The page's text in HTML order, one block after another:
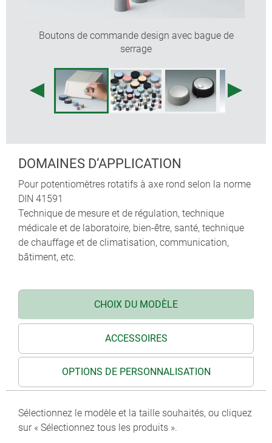
Boutons de commande design avec bague de
serrage
DOMAINES D‘APPLICATION
Pour potentiomètres rotatifs à axe rond selon la norme
DIN 41591
Technique de mesure et de régulation, technique
médicale et de laboratoire, bien-être, santé, technique
de chauffage et de climatisation, communication,
bâtiment, etc.
CHOIX DU MODÈLE
ACCESSOIRES
OPTIONS DE PERSONNALISATION
Sélectionnez le modèle et la taille souhaités, ou cliquez
sur « Sélectionnez tous les produits ».